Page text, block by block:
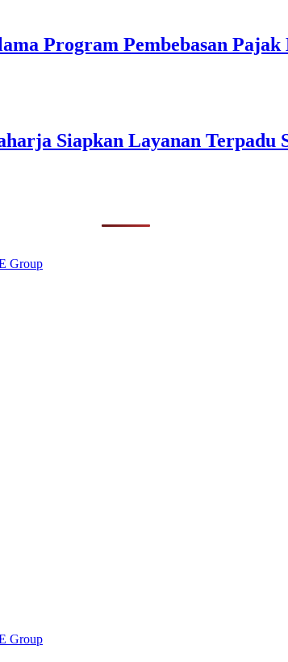
Program Pembebasan
Siapkan Layanan Terpadu
Group
Group